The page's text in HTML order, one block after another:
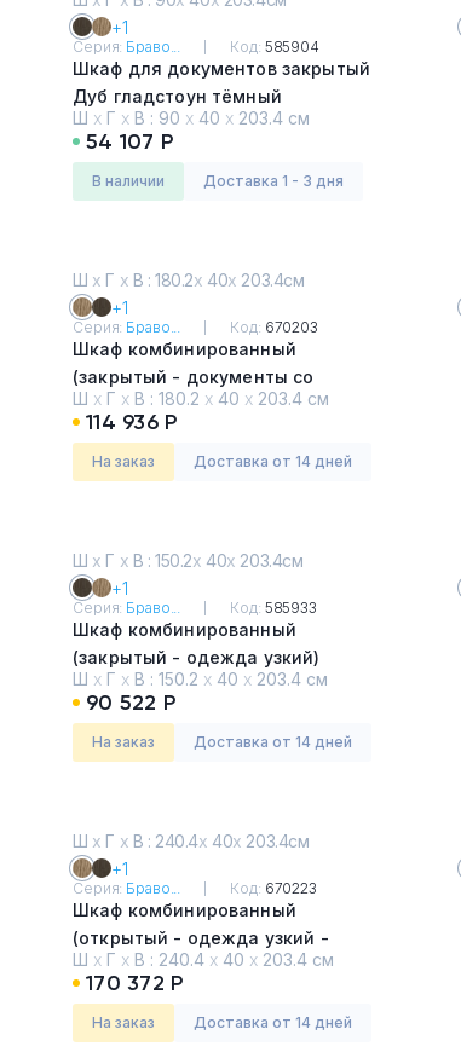
+1
Серия: Браво... Код: 585904
Шкаф для документов закрытый
Дуб гладстоун тёмный
Ш х Г х В : 90 х 40 х 203.4 см
54 107 Р
в наличии Доставка 1 - 3 дня
Ш х Г х В : 180.2х 40х 203.4см
+1
Серия: Браво... Код: 670203
Шкаф комбинированный
(закрытый - документы со
стеклом)
Дуб гладстоун светлый
Ш х Г х В : 180.2 х 40 х 203.4 см
114 936 Р
На заказ Доставка от 14 дней
Ш х Г х В : 150.2х 40х 203.4см
+1
Серия: Браво... Код: 585933
Шкаф комбинированный
(закрытый - одежда узкий)
Дуб гладстоун тёмный
Ш х Г х В : 150.2 х 40 х 203.4 см
90 522 Р
На заказ Доставка от 14 дней
Ш х Г х В : 240.4х 40х 203.4см
+1
Серия: Браво... Код: 670223
Шкаф комбинированный
(открытый - одежда узкий -
открытый)
Дуб гладстоун светлый
Ш х Г х В : 240.4 х 40 х 203.4 см
170 372 Р
На заказ Доставка от 14 дней